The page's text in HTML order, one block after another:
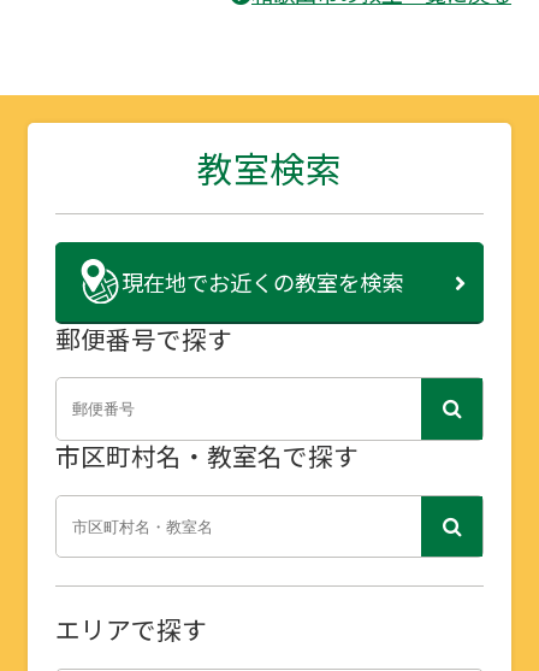
教室検索
現在地でお近くの教室を検索
郵便番号で探す
市区町村名・教室名で探す
エリアで探す